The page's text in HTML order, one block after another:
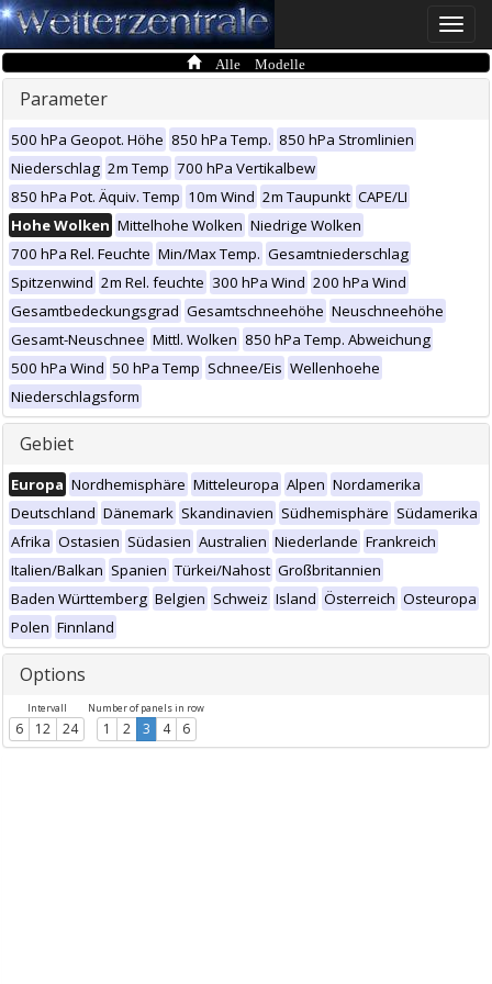
Toggle
Alle Modelle
Parameter
500 hPa Geopot. Höhe 850 hPa Temp. 850 hPa Stromlinien
Niederschlag 2m Temp 700 hPa Vertikalbew
850 hPa Pot. Äquiv. Temp 10m Wind 2m Taupunkt CAPE/LI
Hohe Wolken Mittelhohe Wolken Niedrige Wolken
700 hPa Rel. Feuchte Min/Max Temp. Gesamtniederschlag
Spitzenwind 2m Rel. feuchte 300 hPa Wind 200 hPa Wind
Gesamtbedeckungsgrad Gesamtschneehöhe Neuschneehöhe
Gesamt-Neuschnee Mittl. Wolken 850 hPa Temp. Abweichung
500 hPa Wind 50 hPa Temp Schnee/Eis Wellenhoehe
Niederschlagsform
Gebiet
Europa Nordhemisphäre Mitteleuropa Alpen Nordamerika
Deutschland Dänemark Skandinavien Südhemisphäre Südamerika
Afrika Ostasien Südasien Australien Niederlande Frankreich
Italien/Balkan Spanien Türkei/Nahost Großbritannien
Baden Württemberg Belgien Schweiz Island Österreich Osteuropa
Polen Finnland
Options
Intervall
6 12 24
Number of panels in row
1 2 3 4 6